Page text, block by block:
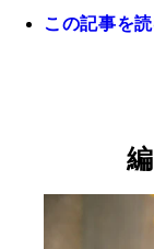
この記事を